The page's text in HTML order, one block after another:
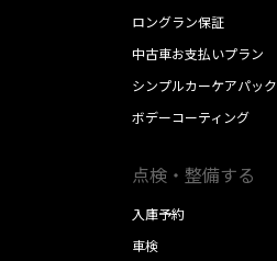
ロングラン保証
中古車お支払いプラン
シンプルカーケアパック
ボデーコーティング
点検・整備する
入庫予約
車検